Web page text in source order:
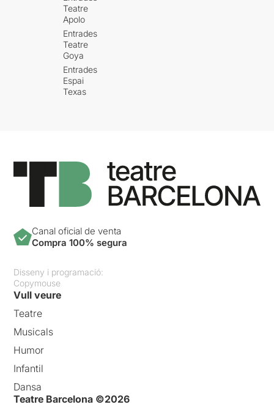
Teatre
Apolo
Entrades
Teatre
Goya
Entrades
Espai
Texas
Canal oficial de venta
Compra 100% segura
Disseny i programació:
Copymouse
Vull veure
Teatre
Musicals
Humor
Infantil
Dansa
Teatre Barcelona ©2026